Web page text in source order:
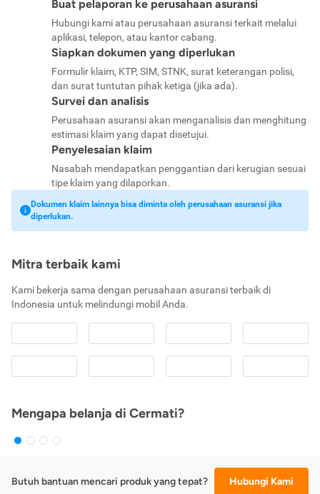
Buat pelaporan ke perusahaan asuransi
Hubungi kami atau perusahaan asuransi terkait melalui
aplikasi, telepon, atau kantor cabang.
Siapkan dokumen yang diperlukan
Formulir klaim, KTP, SIM, STNK, surat keterangan polisi,
dan surat tuntutan pihak ketiga (jika ada).
Survei dan analisis
Perusahaan asuransi akan menganalisis dan menghitung
estimasi klaim yang dapat disetujui.
Penyelesaian klaim
Nasabah mendapatkan penggantian dari kerugian sesuai
tipe klaim yang dilaporkan.
Dokumen klaim lainnya bisa diminta oleh perusahaan asuransi jika
diperlukan.
Mitra terbaik kami
Kami bekerja sama dengan perusahaan asuransi terbaik di
Indonesia untuk melindungi mobil Anda.
Mengapa belanja di Cermati?
Butuh bantuan mencari produk yang tepat? Hubungi Kami